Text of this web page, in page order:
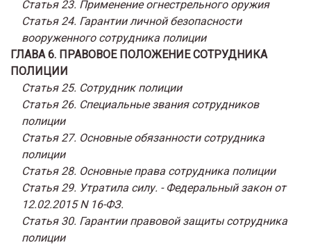
Статья 23. Применение огнестрельного оружия
Статья 24. Гарантии личной безопасности
вооруженного сотрудника полиции
ГЛАВА 6. ПРАВОВОЕ ПОЛОЖЕНИЕ СОТРУДНИКА
ПОЛИЦИИ
Статья 25. Сотрудник полиции
Статья 26. Специальные звания сотрудников
полиции
Статья 27. Основные обязанности сотрудника
полиции
Статья 28. Основные права сотрудника полиции
Статья 29. Утратила силу. - Федеральный закон от
12.02.2015 N 16-ФЗ.
Статья 30. Гарантии правовой защиты сотрудника
полиции